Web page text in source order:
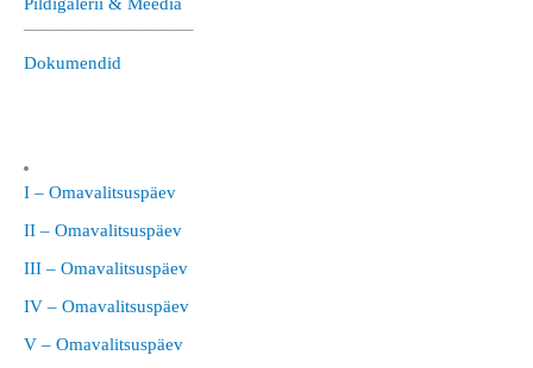
Pildigalerii & Meedia
—————————–
Dokumendid
I – Omavalitsuspäev
II – Omavalitsuspäev
III – Omavalitsuspäev
IV – Omavalitsuspäev
V – Omavalitsuspäev